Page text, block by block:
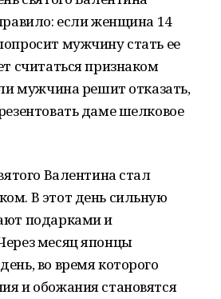
если женщина 14
мужчину стать ее
считаться признаком
мужчина решит отказать,
даме шелковое
Валентина стал
В этот день сильную
подарками и
месяц японцы
во время которого
и обожания становятся